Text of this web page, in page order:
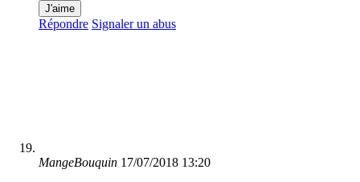
J'aime
Répondre Signaler un abus
MangeBouquin 17/07/2018 13:20